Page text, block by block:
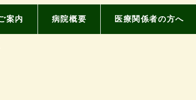
案内 病院概要 医療関係者の方へ